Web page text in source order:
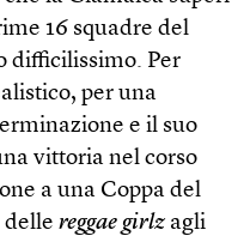
16 squadre del
difficilissimo. Per
per una
e il suo
vittoria nel corso
a una Coppa del
delle reggae girlzagli